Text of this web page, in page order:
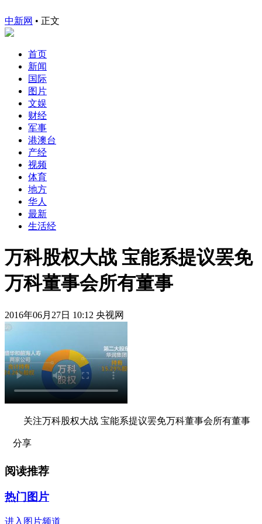
中新网 • 正文
首页
新闻
国际
图片
文娱
财经
军事
港澳台
产经
视频
体育
地方
华人
最新
生活经
万科股权大战 宝能系提议罢免
万科董事会所有董事
2016年06月27日 10:12 央视网
关注万科股权大战 宝能系提议罢免万科董事会所有董事
分享
阅读推荐
热门图片
进入图片频道